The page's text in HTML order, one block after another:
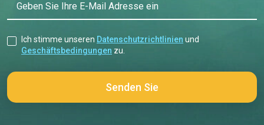
Geben Sie Ihre E-Mail Adresse ein
Ich stimme unseren Datenschutzrichtlinien und
Geschäftsbedingungen zu.